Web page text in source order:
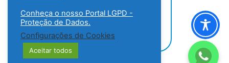
Conheça o nosso Portal LGPD -
Proteção de Dados.
Configurações de Cookies
Aceitar todos